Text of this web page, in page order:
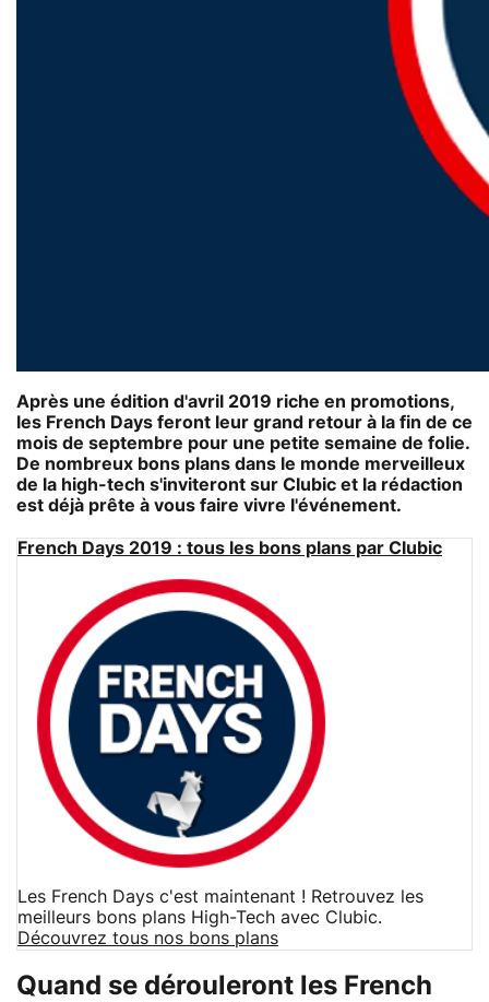
Après une édition d'avril 2019 riche en promotions,
les French Days feront leur grand retour à la fin de ce
mois de septembre pour une petite semaine de folie.
De nombreux bons plans dans le monde merveilleux
de la high-tech s'inviteront sur Clubic et la rédaction
est déjà prête à vous faire vivre l'événement.
French Days 2019 : tous les bons plans par Clubic
Les French Days c'est maintenant ! Retrouvez les
meilleurs bons plans High-Tech avec Clubic.
Découvrez tous nos bons plans
Quand se dérouleront les French